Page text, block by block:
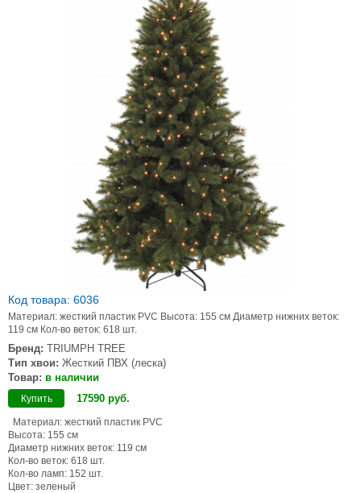
Код товара: 6036
Материал: жесткий пластик PVC Высота: 155 см Диаметр нижних веток:
119 см Кол-во веток: 618 шт.
Бренд: TRIUMPH TREE
Тип хвои: Жесткий ПВХ (леска)
Товар: в наличии
Купить 17590 руб.
Материал: жесткий пластик PVC
Высота: 155 см
Диаметр нижних веток: 119 см
Кол-во веток: 618 шт.
Кол-во ламп: 152 шт.
Цвет: зеленый